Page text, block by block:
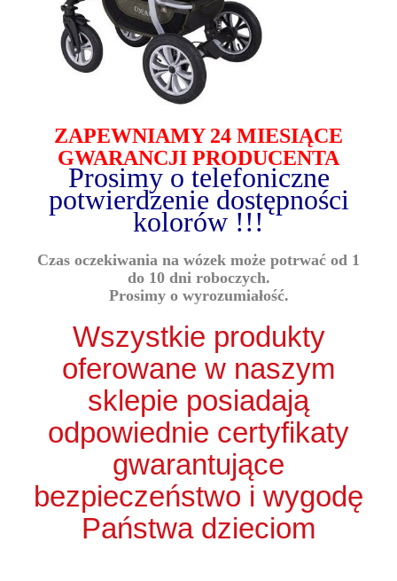
ZAPEWNIAMY 24 MIESIĄCE
GWARANCJI PRODUCENTA
Prosimy o telefoniczne
potwierdzenie dostępności
kolorów !!!
Czas oczekiwania na wózek może potrwać od 1
do 10 dni roboczych.
Prosimy o wyrozumiałość.
Wszystkie produkty
oferowane w naszym
sklepie posiadają
odpowiednie certyfikaty
gwarantujące
bezpieczeństwo i wygodę
Państwa dzieciom